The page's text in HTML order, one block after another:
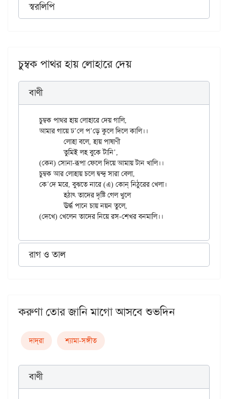
স্বরলিপি
চুম্বক পাথর হায় লোহারে দেয়
বাণী
চুম্বক পাথর হায় লোহারে দেয় গালি,
আমার গায়ে ঢ’লে প’ড়ে কুলে দিলে কালি।।
	তুমিই লহ বুকে টানি’,
(কেন) সোনা-রূপা ফেলে দিয়ে আমায় টান খালি।।
চুম্বক আর লোহায় চলে দ্বন্দ্ব সারা বেলা,
কে’দে মরে, বুঝতে নারে (এ) কোন্ নিঠুরের খেলা।
	হঠাৎ তাদের দৃষ্টি গেল খুলে
	ঊর্দ্ধ পানে চায় নয়ন তুলে,
রাগ ও তাল
করুণা তোর জানি মাগো আসবে শুভদিন
দাদ্‌রা শ্যামা-সঙ্গীত
বাণী